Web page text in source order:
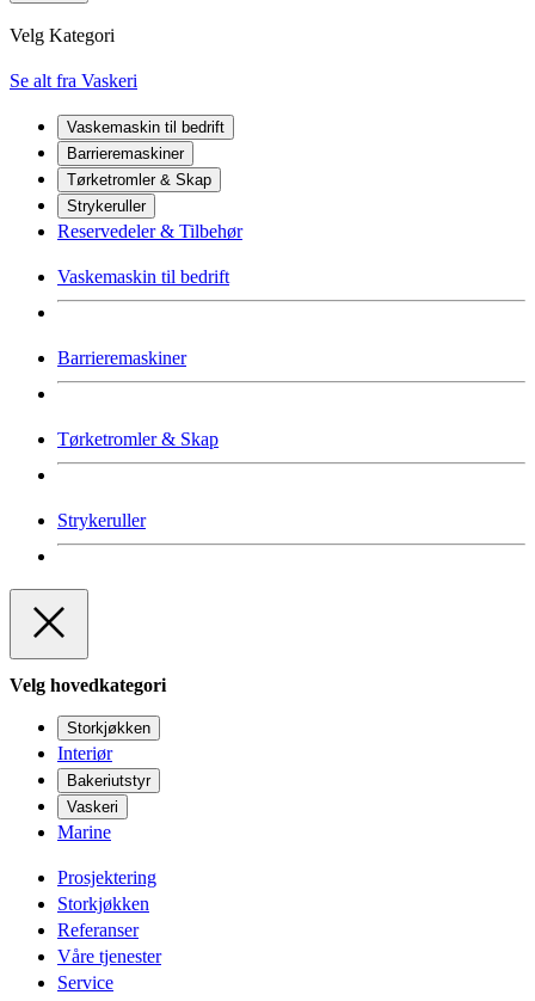
Velg Kategori
Se alt fra Vaskeri
Vaskemaskin til bedrift
Barrieremaskiner
Tørketromler & Skap
Strykeruller
Reservedeler & Tilbehør
Vaskemaskin til bedrift
Barrieremaskiner
Tørketromler & Skap
Strykeruller
Velg hovedkategori
Storkjøkken
Interiør
Bakeriutstyr
Vaskeri
Marine
Prosjektering
Storkjøkken
Referanser
Våre tjenester
Service